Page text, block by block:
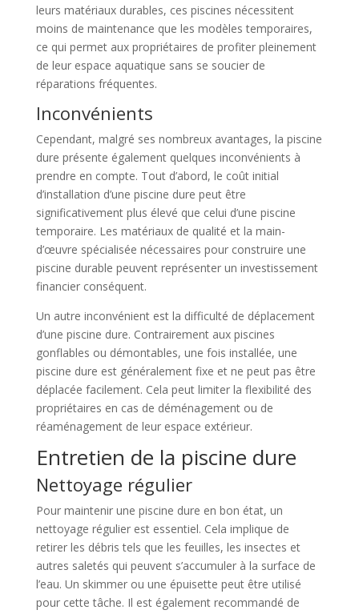
leurs matériaux durables, ces piscines nécessitent
moins de maintenance que les modèles temporaires,
ce qui permet aux propriétaires de profiter pleinement
de leur espace aquatique sans se soucier de
réparations fréquentes.
Inconvénients
Cependant, malgré ses nombreux avantages, la piscine
dure présente également quelques inconvénients à
prendre en compte. Tout d’abord, le coût initial
d’installation d’une piscine dure peut être
significativement plus élevé que celui d’une piscine
temporaire. Les matériaux de qualité et la main-
d’œuvre spécialisée nécessaires pour construire une
piscine durable peuvent représenter un investissement
financier conséquent.
Un autre inconvénient est la difficulté de déplacement
d’une piscine dure. Contrairement aux piscines
gonflables ou démontables, une fois installée, une
piscine dure est généralement fixe et ne peut pas être
déplacée facilement. Cela peut limiter la flexibilité des
propriétaires en cas de déménagement ou de
réaménagement de leur espace extérieur.
Entretien de la piscine dure
Nettoyage régulier
Pour maintenir une piscine dure en bon état, un
nettoyage régulier est essentiel. Cela implique de
retirer les débris tels que les feuilles, les insectes et
autres saletés qui peuvent s’accumuler à la surface de
l’eau. Un skimmer ou une épuisette peut être utilisé
pour cette tâche. Il est également recommandé de